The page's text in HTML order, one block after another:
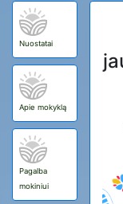
Nuostatai
Apie mokyklą
Pagalba
mokiniui